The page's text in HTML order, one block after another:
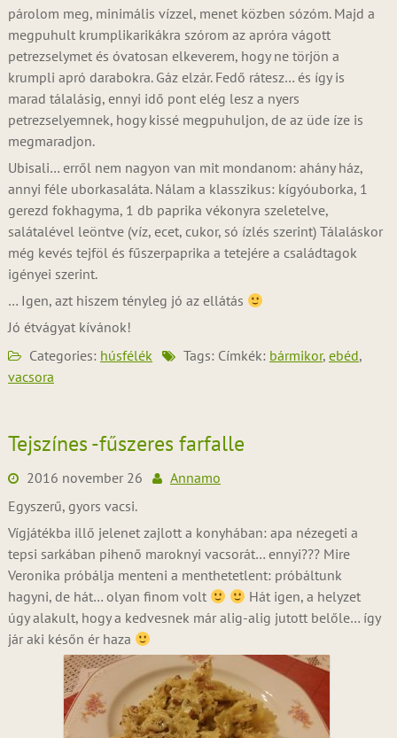
párolom meg, minimális vízzel, menet közben sózóm. Majd a
megpuhult krumplikarikákra szórom az apróra vágott
petrezselymet és óvatosan elkeverem, hogy ne törjön a
krumpli apró darabokra. Gáz elzár. Fedő rátesz… és így is
marad tálalásig, ennyi idő pont elég lesz a nyers
petrezselyemnek, hogy kissé megpuhuljon, de az üde íze is
megmaradjon.
Ubisali… erről nem nagyon van mit mondanom: ahány ház,
annyi féle uborkasaláta. Nálam a klasszikus: kígyóuborka, 1
gerezd fokhagyma, 1 db paprika vékonyra szeletelve,
salátalével leöntve (víz, ecet, cukor, só ízlés szerint) Tálaláskor
még kevés tejföl és fűszerpaprika a tetejére a családtagok
igényei szerint.
… Igen, azt hiszem tényleg jó az ellátás
Jó étvágyat kívánok!
Categories: húsfélék Tags: Címkék: bármikor, ebéd,
vacsora
Tejszínes -fűszeres farfalle
2016 november 26
Annamo
Egyszerű, gyors vacsi.
Vígjátékba illő jelenet zajlott a konyhában: apa nézegeti a
tepsi sarkában pihenő maroknyi vacsorát… ennyi??? Mire
Veronika próbálja menteni a menthetetlent: próbáltunk
hagyni, de hát… olyan finom volt
Hát igen, a helyzet
úgy alakult, hogy a kedvesnek már alig-alig jutott belőle… így
jár aki későn ér haza